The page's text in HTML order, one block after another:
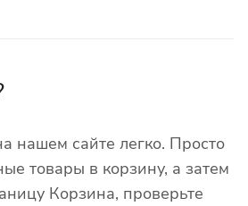
нашем сайте легко. Просто
товары в корзину, а затем
Корзина, проверьте